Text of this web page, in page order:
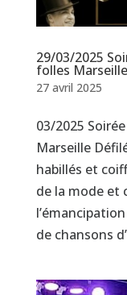
29/03/2025
folles Marseille
27 avril 2025
03/2025
Marseille
habillés et
de la mode et
de chansons